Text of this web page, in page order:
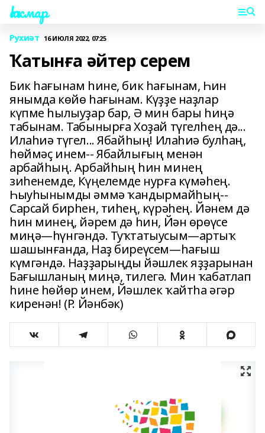
Һаҡмар
Рухиәт 16 ИЮЛЯ 2022, 07:25
Ҡатынға әйтер серем
Бик һағынам һине, бик һағынам, Һин
янымда көйө һағынам. Күҙҙе наҙлар
күпме һылыуҙар бар, Ә мин бары һиңә
табынам. Табынырға Хоҙай түгелһең дә...
Илаһиә түгел... Ябайһың! Илаһиә булһаң,
һөймәҫ инем-- Ябайлығың менән
арбайһың. Арбайһың һин минең
зиһенемде, Күңелемде нурға күмәһең.
Һыуһынымды әммә ҡандырмайһың--
Сарсай бирһен, тиһең, күрәһең. Йәнем дә
һин минең, йәрем дә һин, Йән өрөүсе
миңә—һүнгәндә. Туҡтатыусым—артыҡ
шашынғанда, Наҙ биреүсем—һағыш
күмгәндә. Наҙҙарыңды йәшлек яҙҙарынан
Бағышланың миңә, тилегә. Мин ҡабатлап
һине һөйөр инем, Йәшлек ҡайтһа әгәр
киренән! (Р. Йәнбәк)